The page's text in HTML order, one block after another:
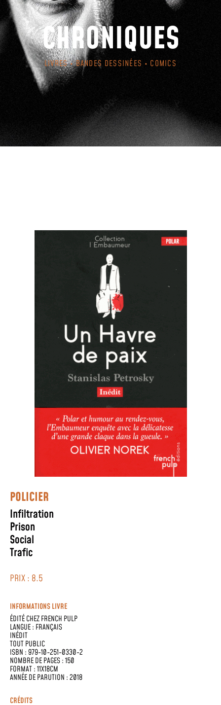
CHRONIQUES
LIVRES • BANDES DESSINÉES • COMICS
POLICIER
Infiltration
Prison
Social
Trafic
PRIX : 8.5
INFORMATIONS LIVRE
ÉDITÉ CHEZFRENCH PULP
LANGUE : FRANÇAIS
INÉDIT
TOUT PUBLIC
ISBN : 979-10-251-0330-2
NOMBRE DE PAGES : 150
FORMAT : 11X18CM
ANNÉE DE PARUTION : 2018
CRÉDITS